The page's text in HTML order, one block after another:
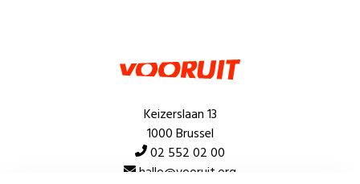
Keizerslaan 13
1000 Brussel
02 552 02 00
hallo@vooruit.org